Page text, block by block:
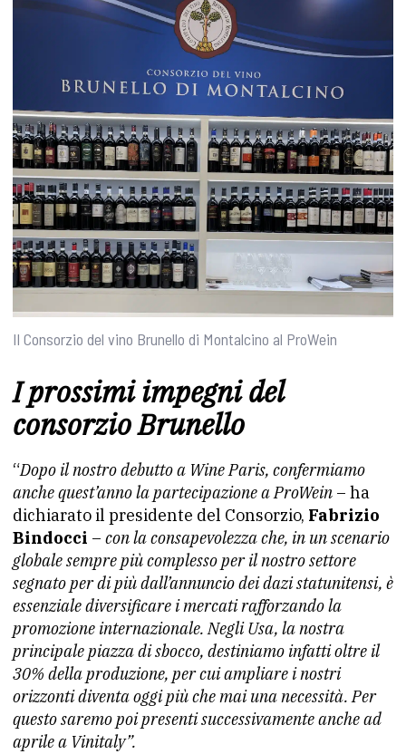
Il Consorzio del vino Brunello di Montalcino al ProWein
I prossimi impegni del
consorzio Brunello
“Dopo il nostro debutto a Wine Paris, confermiamo
anche quest’anno la partecipazione a ProWein – ha
dichiarato il presidente del Consorzio, Fabrizio
Bindocci – con la consapevolezza che, in un scenario
globale sempre più complesso per il nostro settore
segnato per di più dall’annuncio dei dazi statunitensi, è
essenziale diversificare i mercati rafforzando la
promozione internazionale. Negli Usa, la nostra
principale piazza di sbocco, destiniamo infatti oltre il
30% della produzione, per cui ampliare i nostri
orizzonti diventa oggi più che mai una necessità. Per
questo saremo poi presenti successivamente anche ad
aprile a Vinitaly”.